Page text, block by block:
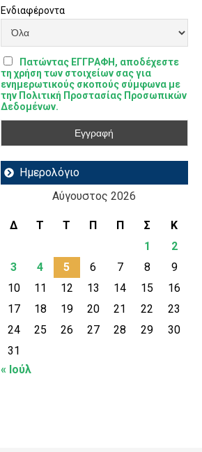
Ενδιαφέροντα
Πατώντας ΕΓΓΡΑΦΗ, αποδέχεστε
τη χρήση των στοιχείων σας για
ενημερωτικούς σκοπούς σύμφωνα με
την Πολιτική Προστασίας Προσωπικών
Δεδομένων.
Ημερολόγιο
Αύγουστος 2026
Δ Τ Τ Π Π Σ
Κ
1
2
3
4 5 6 7 8
9
10
11 12 13 14 15
16
17
18 19 20 21 22
23
24
25 26 27 28 29
30
31
« Ιούλ